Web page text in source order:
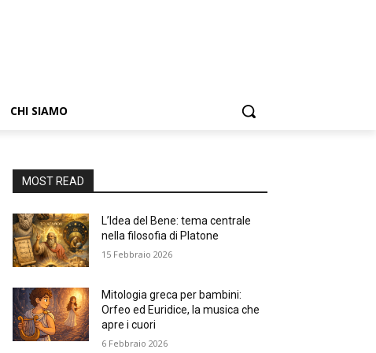
CHI SIAMO
MOST READ
L’Idea del Bene: tema centrale
nella filosofia di Platone
15 Febbraio 2026
Mitologia greca per bambini:
Orfeo ed Euridice, la musica che
apre i cuori
6 Febbraio 2026